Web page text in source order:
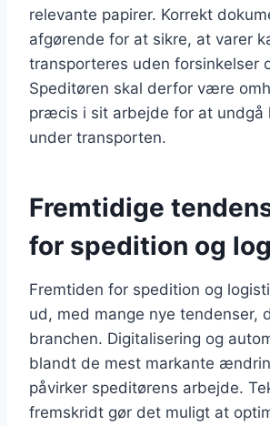
relevante papirer. Korrekt
afgørende for at sikre, at varer
transporteres uden forsinkelser
Speditøren skal derfor være
præcis i sit arbejde for at undgå
under transporten.
Fremtidige
for spedition og
Fremtiden for spedition og
ud, med mange nye tendenser,
branchen. Digitalisering og
blandt de mest markante
påvirker speditørens arbejde.
fremskridt gør det muligt at